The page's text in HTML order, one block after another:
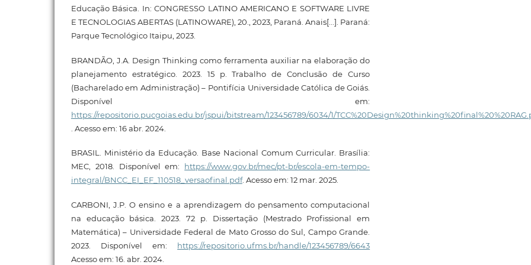
Educação Básica. In: CONGRESSO LATINO AMERICANO E SOFTWARE LIVRE
E TECNOLOGIAS ABERTAS (LATINOWARE), 20., 2023, Paraná. Anais[...]. Paraná:
Parque Tecnológico Itaipu, 2023.
BRANDÃO, J.A. Design Thinking como ferramenta auxiliar na elaboração do
planejamento estratégico. 2023. 15 p. Trabalho de Conclusão de Curso
(Bacharelado em Administração) – Pontifícia Universidade Católica de Goiás.
Disponível em:
https://repositorio.pucgoias.edu.br/jspui/bitstream/123456789/6034/1/
. Acesso em: 16 abr. 2024.
BRASIL. Ministério da Educação. Base Nacional Comum Curricular. Brasília:
MEC, 2018. Disponível em: https://www.gov.br/mec/pt-br/escola-em-tempo-
integral/BNCC_EI_EF_110518_versaofinal.pdf. Acesso em: 12 mar. 2025.
CARBONI, J.P. O ensino e a aprendizagem do pensamento computacional
na educação básica. 2023. 72 p. Dissertação (Mestrado Profissional em
Matemática) – Universidade Federal de Mato Grosso do Sul, Campo Grande.
2023. Disponível em: https://repositorio.ufms.br/handle/123456789/6643
Acesso em: 16. abr. 2024.